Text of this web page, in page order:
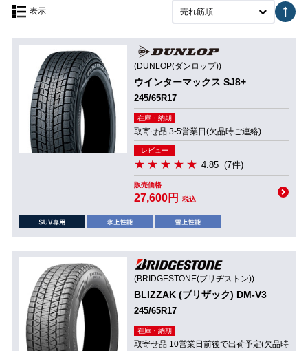
表示 売れ筋順
(DUNLOP(ダンロップ))
ウインターマックス SJ8+
245/65R17
在庫・納期
取寄せ品 3-5営業日(欠品時ご連絡)
レビュー
4.85 (7件)
販売価格
27,600円 税込
(BRIDGESTONE(ブリヂストン))
BLIZZAK (ブリザック) DM-V3
245/65R17
在庫・納期
取寄せ品 10営業日前後で出荷予定(欠品時